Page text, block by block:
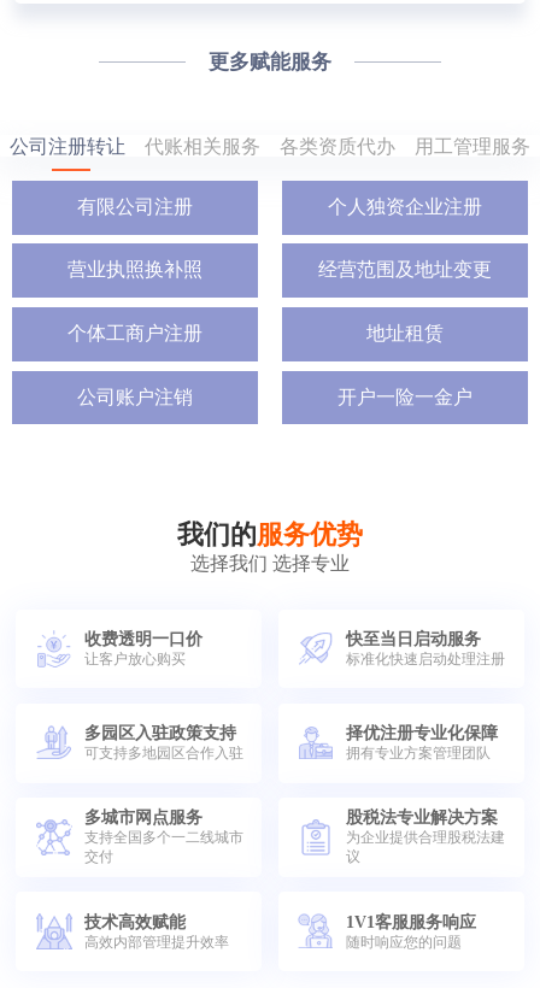
更多赋能服务
公司注册转让 代账相关服务 各类资质代办 用工管理服务
有限公司注册 个人独资企业注册
营业执照换补照 经营范围及地址变更
个体工商户注册 地址租赁
公司账户注销 开户一险一金户
我们的服务优势
选择我们 选择专业
收费透明一口价
让客户放心购买
快至当日启动服务
标准化快速启动处理注册
多园区入驻政策支持
可支持多地园区合作入驻
择优注册专业化保障
拥有专业方案管理团队
多城市网点服务
支持全国多个一二线城市
交付
股税法专业解决方案
为企业提供合理股税法建
议
技术高效赋能
高效内部管理提升效率
1V1客服服务响应
随时响应您的问题